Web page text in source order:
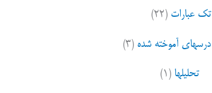
تک عبارات (۲۲)
درسهای آموخته شده (۳)
تحلیلها (۱)